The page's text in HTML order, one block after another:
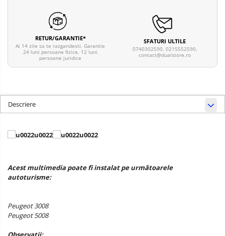
RETUR/GARANTIE*
Ai 14 zile sa te razgandesti. Garantie
24 luni persoane fizice, 12 luni
persoane juridice
SFATURI ULTILE
0740302590, 0215552590,
contact@dualstore.ro
Descriere
Acest multimedia poate fi instalat pe următoarele
autoturisme:
Peugeot 3008
Peugeot 5008